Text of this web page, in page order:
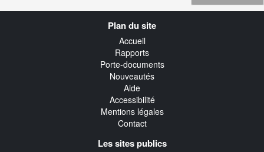
Plan du site
Accueil
Rapports
Porte-documents
Nouveautés
Aide
Accessibilité
Mentions légales
Contact
Les sites publics